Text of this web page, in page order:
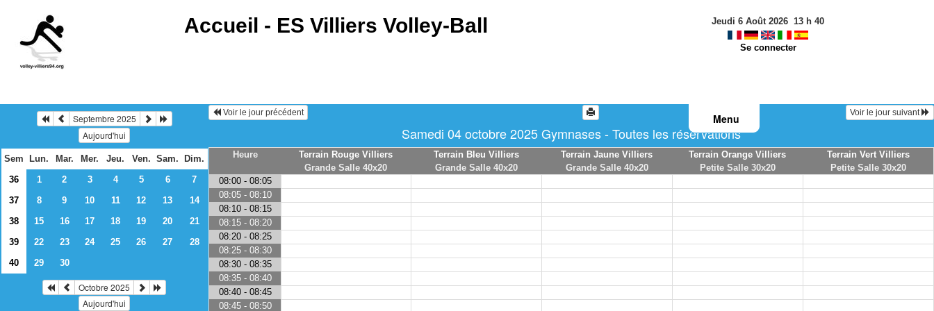
Accueil - ES Villiers Volley-Ball Jeudi 6 Août 2026 13 h 40
Se connecter
Menu
Septembre 2025
Aujourd'hui
Sem Lun. Mar. Mer. Jeu. Ven. Sam. Dim.
36
1 2 3 4 5 6
7
37
8 9 10 11 12 13
14
38
15 16 17 18 19 20
21
39
22 23 24 25 26 27
28
40
29 30
Octobre 2025
Aujourd'hui
Voir le jour précédent Voir le jour suivant
Samedi 04 octobre 2025 Gymnases - Toutes les réservations
Heure
Terrain Rouge Villiers
Grande Salle 40x20
Terrain Bleu Villiers
Grande Salle 40x20
Terrain Jaune Villiers
Grande Salle 40x20
Terrain Orange Villiers
Petite Salle 30x20
Terrain Vert Villiers
Petite Salle 30x20
08:00 - 08:05
08:05 - 08:10
08:10 - 08:15
08:15 - 08:20
08:20 - 08:25
08:25 - 08:30
08:30 - 08:35
08:35 - 08:40
08:40 - 08:45
08:45 - 08:50